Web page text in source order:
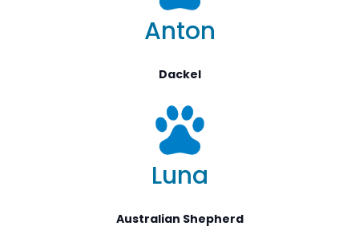
Anton
Dackel
Luna
Australian Shepherd